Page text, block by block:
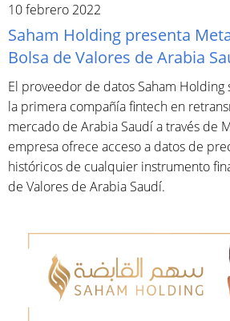
10 febrero 2022
Saham Holding presenta
Bolsa de Valores de Arabia
El proveedor de datos Saham Holding
la primera compañía fintech en
mercado de Arabia Saudí a través de
empresa ofrece acceso a datos de
históricos de cualquier instrumento
de Valores de Arabia Saudí.